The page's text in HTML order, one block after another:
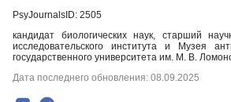
PsyJournalsID: 2505
кандидат биологических наук, старший
исследовательского института и Музея
государственного университета им. М. В.
Дата последнего обновления: 08.09.2025